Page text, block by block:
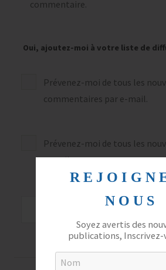
NOUS
Soyez avertis des
publications, Inscrivez-
commentaire.
Oui, ajoutez-moi à votre liste de
Prévenez-moi de tous les
commentaires par e-mail.
Prévenez-moi de tous les
e-mail.